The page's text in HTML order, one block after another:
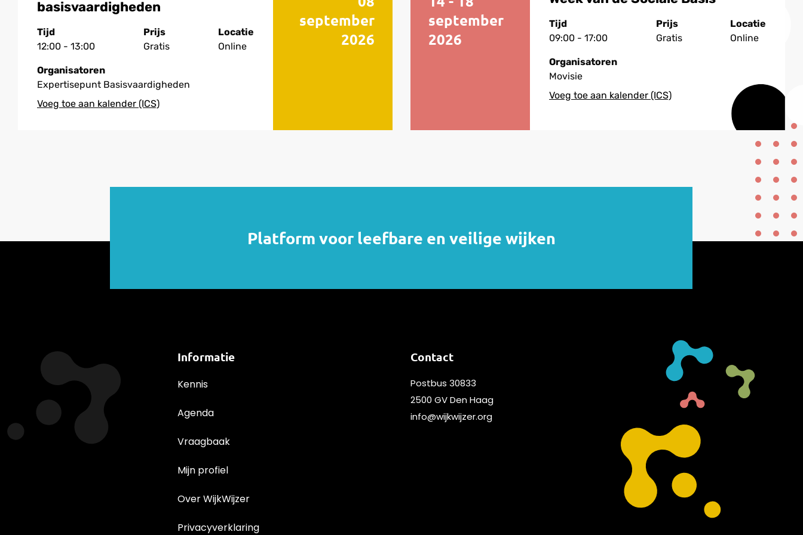
september
2026
basisvaardigheden
Tijd
12:00 - 13:00
Prijs
Gratis
Locatie
Online
Organisatoren
Expertisepunt Basisvaardigheden
september
2026
Tijd
09:00 - 17:00
Prijs
Gratis
Locatie
Online
Organisatoren
Movisie
Platform voor leefbare en veilige wijken
Informatie
Kennis
Agenda
Vraagbaak
Mijn profiel
Over WijkWijzer
Privacyverklaring
Contact
Postbus 30833
2500 GV Den Haag
info@wijkwijzer.org